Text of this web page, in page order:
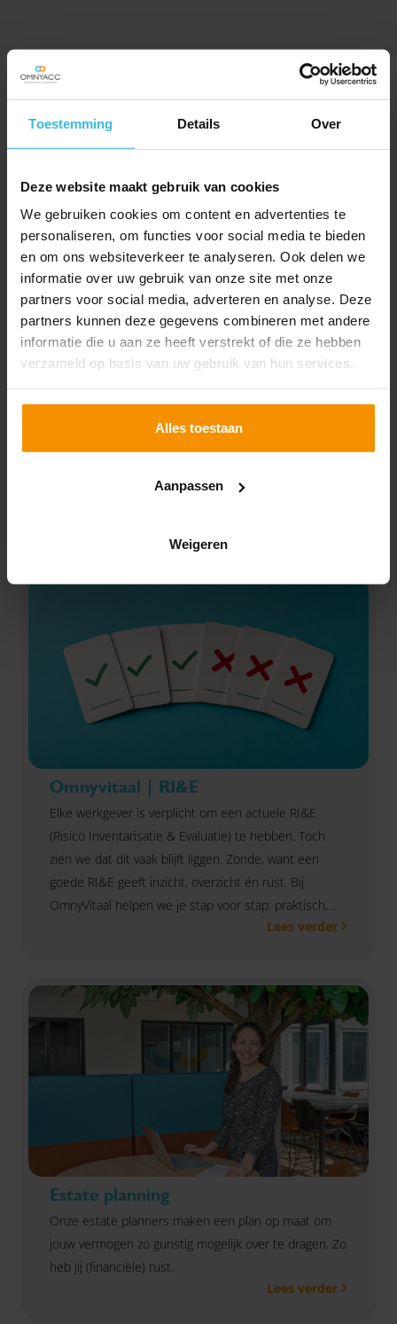
Toestemming Details Over
Deze website maakt gebruik van cookies
We gebruiken cookies om content en advertenties te
personaliseren, om functies voor social media te bieden
en om ons websiteverkeer te analyseren. Ook delen we
informatie over uw gebruik van onze site met onze
partners voor social media, adverteren en analyse. Deze
partners kunnen deze gegevens combineren met andere
informatie die u aan ze heeft verstrekt of die ze hebben
verzameld op basis van uw gebruik van hun services.
Alles toestaan
Aanpassen
Weigeren
UITGELICHT
Schagen
1741 NW Schagen
schagen@omnyacc.nl
Omnyvitaal | RI&E
Elke werkgever is verplicht om een actuele RI&E
(Risico Inventarisatie & Evaluatie) te hebben. Toch
zien we dat dit vaak blijft liggen. Zonde, want een
goede RI&E geeft inzicht, overzicht én rust. Bij
OmnyVitaal helpen we je stap voor stap: praktisch,
branchegericht en volledig afgestemd op jouwLees verder
Estate planning
Onze estate planners maken een plan op maat om
jouw vermogen zo gunstig mogelijk over te dragen. Zo
heb jij (financiële) rust.
Lees verder